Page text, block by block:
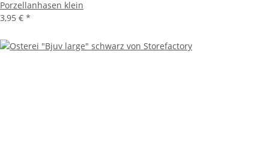
Porzellanhasen klein
3,95 € *